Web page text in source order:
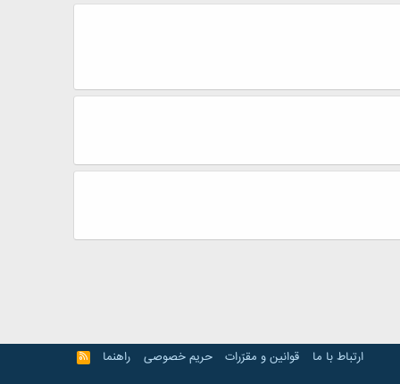
ارتباط با ما قوانین و مقرّرات حریم خصوصی راهنما
R
S